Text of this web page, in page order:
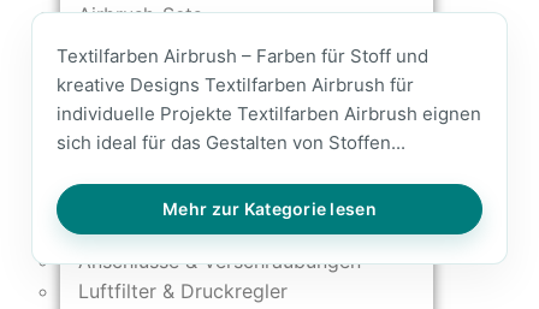
Airbrush-Sets
Airbrush-Pistolen
Düsen & Nadeln
Ersatzteile & Tuning
Kompressoren & Lufttechnik
Kompressoren
Schläuche & Kupplungen
Anschlüsse & Verschraubungen
Luftfilter & Druckregler
Textilfarben Airbrush – Farben für Stoff und
kreative Designs Textilfarben Airbrush für
individuelle Projekte Textilfarben Airbrush eignen
sich ideal für das Gestalten von Stoffen...
Mehr zur Kategorie lesen